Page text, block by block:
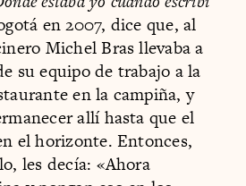
en 2007, dice que, al
Michel Bras llevaba a
su equipo de trabajo a la
en la campiña, y
allí hasta que el
el horizonte. Entonces,
les decía: «Ahora